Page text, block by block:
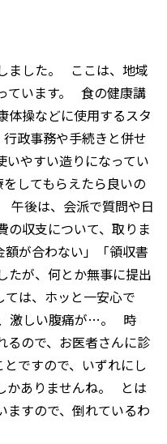
ました。 ここは、地域
ています。 食の健康講
体操などに使用するスタ
政事務や手続きと併せ
いやすい造りになってい
してもらえたら良いの
後は、会派で質問や日
の収支について、取りま
が合わない」「領収書
たが、何とか無事に提出
は、ホッと一安心で
激しい腹痛が…。 時
るので、お医者さんに診
ですので、いずれにし
かありませんね。 とは
ますので、倒れているわ